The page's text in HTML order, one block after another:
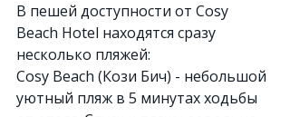
В пешей доступности от Cosy
Beach Hotel находятся сразу
несколько пляжей:
Cosy Beach (Кози Бич) - небольшой
уютный пляж в 5 минутах ходьбы